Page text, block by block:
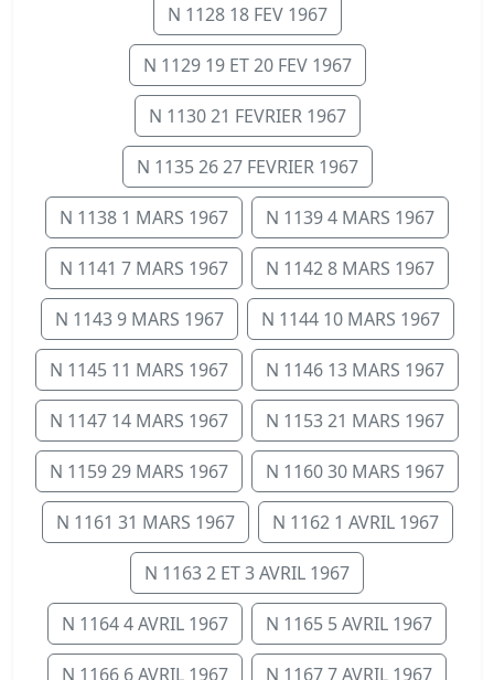
N 1128 18 FEV 1967
N 1129 19 ET 20 FEV 1967
N 1130 21 FEVRIER 1967
N 1135 26 27 FEVRIER 1967
N 1138 1 MARS 1967 N 1139 4 MARS 1967
N 1141 7 MARS 1967 N 1142 8 MARS 1967
N 1143 9 MARS 1967 N 1144 10 MARS 1967
N 1145 11 MARS 1967 N 1146 13 MARS 1967
N 1147 14 MARS 1967 N 1153 21 MARS 1967
N 1159 29 MARS 1967 N 1160 30 MARS 1967
N 1161 31 MARS 1967 N 1162 1 AVRIL 1967
N 1163 2 ET 3 AVRIL 1967
N 1164 4 AVRIL 1967 N 1165 5 AVRIL 1967
N 1166 6 AVRIL 1967 N 1167 7 AVRIL 1967